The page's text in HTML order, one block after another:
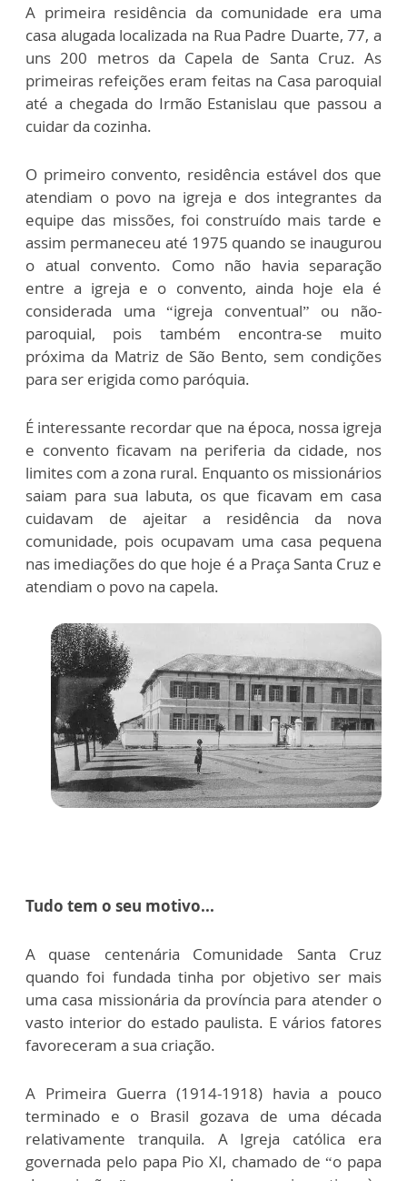
A primeira residência da comunidade era uma
casa alugada localizada na Rua Padre Duarte, 77, a
uns 200 metros da Capela de Santa Cruz. As
primeiras refeições eram feitas na Casa paroquial
até a chegada do Irmão Estanislau que passou a
cuidar da cozinha.
O primeiro convento, residência estável dos que
atendiam o povo na igreja e dos integrantes da
equipe das missões, foi construído mais tarde e
assim permaneceu até 1975 quando se inaugurou
o atual convento. Como não havia separação
entre a igreja e o convento, ainda hoje ela é
considerada uma “igreja conventual” ou não-
paroquial, pois também encontra-se muito
próxima da Matriz de São Bento, sem condições
para ser erigida como paróquia.
É interessante recordar que na época, nossa igreja
e convento ficavam na periferia da cidade, nos
limites com a zona rural. Enquanto os missionários
saiam para sua labuta, os que ficavam em casa
cuidavam de ajeitar a residência da nova
comunidade, pois ocupavam uma casa pequena
nas imediações do que hoje é a Praça Santa Cruz e
atendiam o povo na capela.
Tudo tem o seu motivo...
A quase centenária Comunidade Santa Cruz
quando foi fundada tinha por objetivo ser mais
uma casa missionária da província para atender o
vasto interior do estado paulista. E vários fatores
favoreceram a sua criação.
A Primeira Guerra (1914-1918) havia a pouco
terminado e o Brasil gozava de uma década
relativamente tranquila. A Igreja católica era
governada pelo papa Pio XI, chamado de “o papa